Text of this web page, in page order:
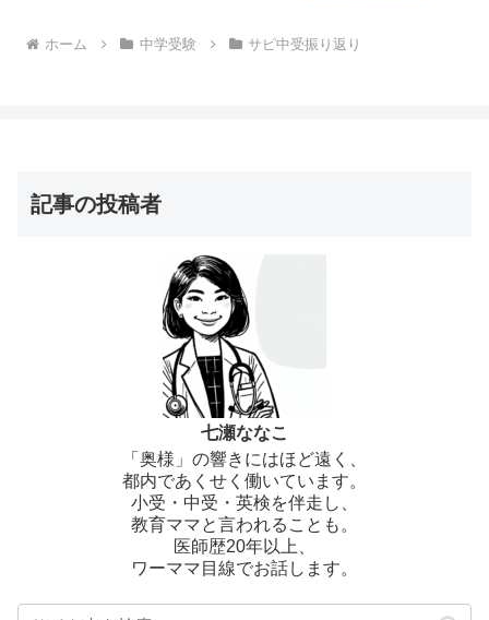
ホーム 中学受験 サピ中受振り返り
記事の投稿者
七瀬ななこ
「奥様」の響きにはほど遠く、
都内であくせく働いています。
小受・中受・英検を伴走し、
教育ママと言われることも。
医師歴20年以上、
ワーママ目線でお話します。